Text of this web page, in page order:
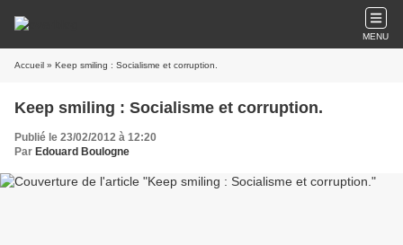
MENU
Accueil » Keep smiling : Socialisme et corruption.
Keep smiling : Socialisme et corruption.
Publié le 23/02/2012 à 12:20
Par Edouard Boulogne